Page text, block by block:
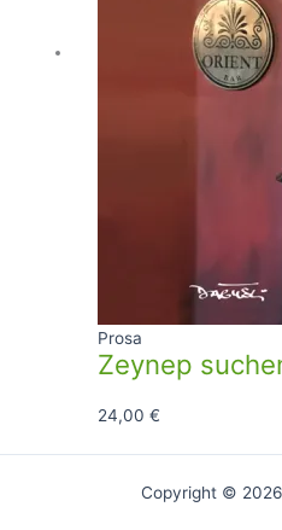
Prosa
Zeynep
24,00€
Copyright ©